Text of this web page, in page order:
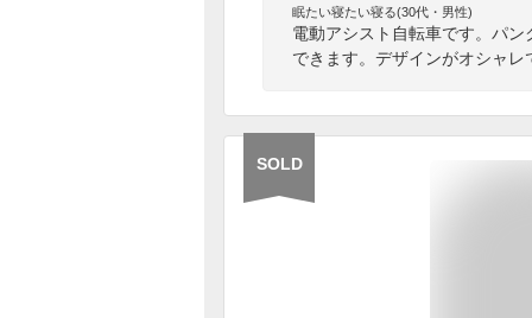
眠たい寝たい寝る(30代・男性)
電動アシスト自転車です。パ
できます。デザインがオシャ
SOLD